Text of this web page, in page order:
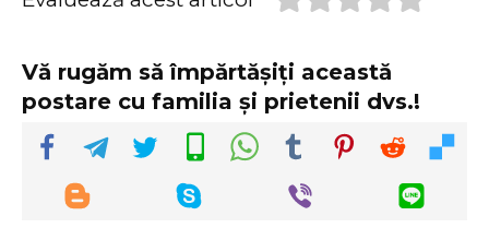
Vă rugăm să împărtășiți această
postare cu familia și prietenii dvs.!